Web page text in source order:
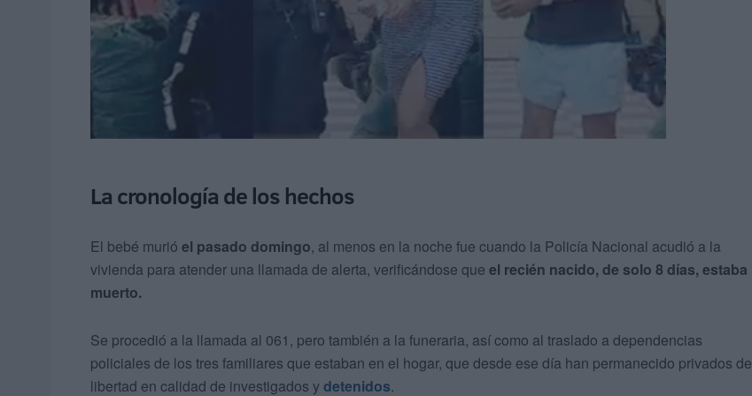
La cronología de los hechos
El bebé murió el pasado domingo, al menos en la noche fue cuando la Policía Nacional acudió a la
vivienda para atender una llamada de alerta, verificándose que el recién nacido, de solo 8 días, estaba
muerto.
Se procedió a la llamada al 061, pero también a la funeraria, así como al traslado a dependencias
policiales de los tres familiares que estaban en el hogar, que desde ese día han permanecido privados de
libertad en calidad de investigados ydetenidos.